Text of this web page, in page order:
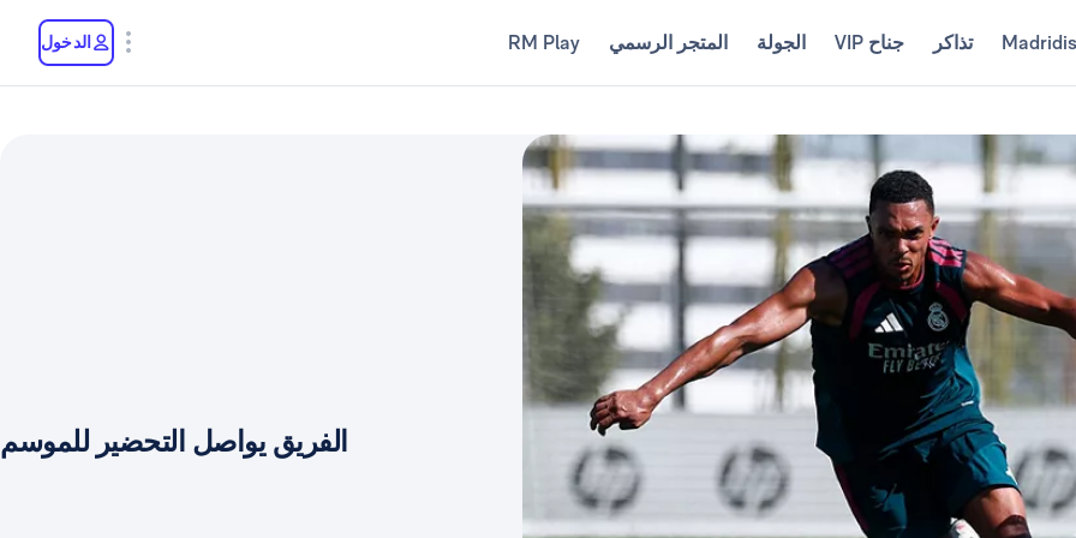
تذاكر جناح VIP الجولة المتجر الرسمي RM Play الدخول
الفريق يواصل التحضير للموسم